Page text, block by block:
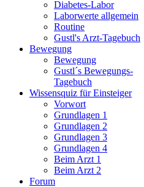
Diabetes-Labor
Laborwerte allgemein
Routine
Gustl's Arzt-Tagebuch
Bewegung
Bewegung
Gustl´s Bewegungs-
Tagebuch
Wissensquiz für Einsteiger
Vorwort
Grundlagen 1
Grundlagen 2
Grundlagen 3
Grundlagen 4
Beim Arzt 1
Beim Arzt 2
Forum